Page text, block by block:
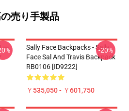
売り手製品
ー
Sally Face Backpacks - Sally
Face Sal And Travis Backpack
RB0106 [ID9222]
￥535,050 - ￥601,750
-20%